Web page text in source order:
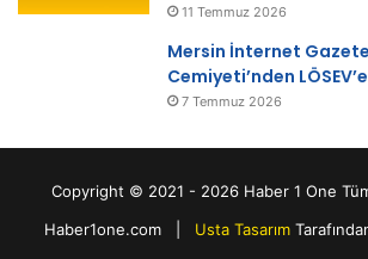
11 Temmuz 2026
Mersin İnternet
Cemiyeti’nden
7 Temmuz 2026
Copyright © 2021 - 2026 Haber 1 One Tüm
Haber1one.com | Usta Tasarım